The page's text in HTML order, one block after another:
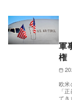
軍
権
欧米
「
てき